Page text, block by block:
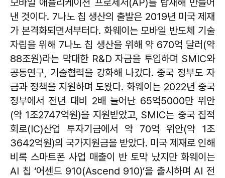
모바일 애플리케이션 프로세서(AP)를 탑재해 만들어
낸 것이다. 7나노 칩 생산의 출발은 2019년 미국 제재
가 본격화되면서부터다. 화웨이는 모바일 반도체 기술
자립을 위해 7나노 칩 생산을 위해 약 670억 달러(약
88조원)라는 막대한 R&D 자금을 투입하며 SMIC와
공동연구, 기술협력을 강화해 나갔다. 중국 정부도 자
금과 정책을 지원하며 도왔다. 화웨이는 2022년 중국
정부에서 전년 대비 2배 늘어난 65억5000만 위안
(약 1조2747억원)을 지원받았고, SMIC는 중국 집적
회로(IC)산업 투자기금에서 약 70억 위안(약 1조
3642억원)의 국가지원금을 받았다. 미국 제재로 인해
비록 스마트폰 사업 매출이 반 토막 났지만 화웨이는
AI 칩 ‘어센드 910(Ascend 910)’을 출시하며 AI 전